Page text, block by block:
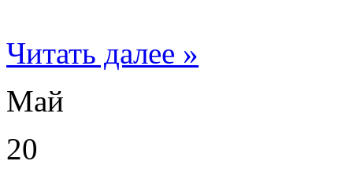
Читать далее »
Май
20